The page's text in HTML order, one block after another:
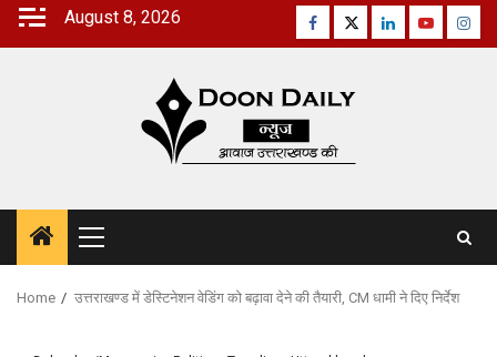
Skip
August 8, 2026 Facebook
TwitterLinkedinYoutube
Primary
Menu
Home उत्तराखण्ड में डेस्टिनेशन वेडिंग को बढ़ावा देने की तैयारी, CM धामी ने दिए निर्देश